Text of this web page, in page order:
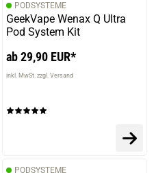
am besten in meiner E-
nicht mag.
PODSYSTEME
GeekVape Wenax Q Ultra
Pod System Kit
ab 29,90 EUR*
inkl. MwSt. zzgl. Versand
PODSYSTEME